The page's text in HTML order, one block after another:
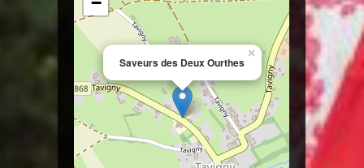
Saveurs des Deux Ourthes
×